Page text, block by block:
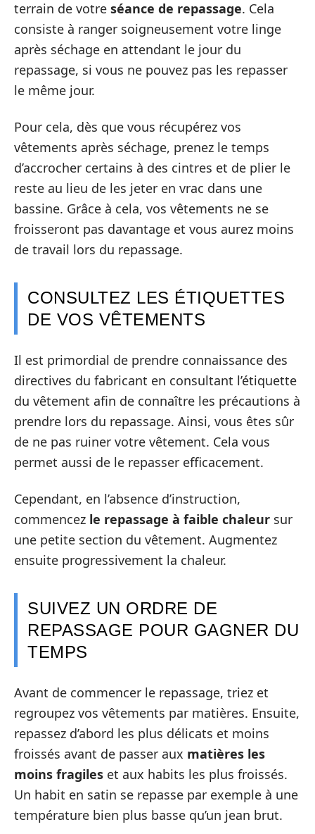
terrain de votre séance de repassage. Cela
consiste à ranger soigneusement votre linge
après séchage en attendant le jour du
repassage, si vous ne pouvez pas les repasser
le même jour.
Pour cela, dès que vous récupérez vos
vêtements après séchage, prenez le temps
d’accrocher certains à des cintres et de plier le
reste au lieu de les jeter en vrac dans une
bassine. Grâce à cela, vos vêtements ne se
froisseront pas davantage et vous aurez moins
de travail lors du repassage.
CONSULTEZ LES ÉTIQUETTES
DE VOS VÊTEMENTS
Il est primordial de prendre connaissance des
directives du fabricant en consultant l’étiquette
du vêtement afin de connaître les précautions à
prendre lors du repassage. Ainsi, vous êtes sûr
de ne pas ruiner votre vêtement. Cela vous
permet aussi de le repasser efficacement.
Cependant, en l’absence d’instruction,
commencez le repassage à faible chaleur sur
une petite section du vêtement. Augmentez
ensuite progressivement la chaleur.
SUIVEZ UN ORDRE DE
REPASSAGE POUR GAGNER DU
TEMPS
Avant de commencer le repassage, triez et
regroupez vos vêtements par matières. Ensuite,
repassez d’abord les plus délicats et moins
froissés avant de passer aux matières les
moins fragiles et aux habits les plus froissés.
Un habit en satin se repasse par exemple à une
température bien plus basse qu’un jean brut.